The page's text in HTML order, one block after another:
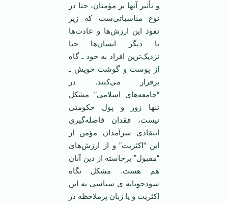
و تأثیر آنها بر مؤمنان، حتا در
نوع مناسباتی‌ست که زیر
نفوذ این ارزش‌ها و عادت‌ها
با دیگر انسان‌ها حتا
نزدیک‌ترین افراد به خود ـ گاه
از پوست و گوشت خویش ـ
برقرار می‌کنند. در
“جامعه‌های اسلامی” مشکل
تنها زور و پول حکومتی
نیست، فقدان فاصله‌گیری
انتقادی سرآمدان مؤمن از
این “اکثریت” و از ارزش‌های
“مقبول” برخاسته از دین آنان
هم هست. مشکل نگاه
سودجویانه ی ‌سیاسی به این
اکثریت و یا زبان پرملاحظه‌ در